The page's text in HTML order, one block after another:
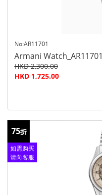
No:AR11701
Armani Watch_AR11701
HKD 2,300.00
HKD 1,725.00
75折
如需购买
请向客服